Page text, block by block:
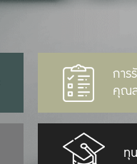
การ
คุณ
ทุ